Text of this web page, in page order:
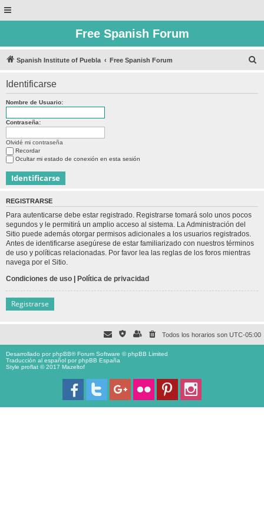
Free Spanish Forum
Spanish Institute of Puebla Free Spanish Forum
Identificarse
Nombre de Usuario:
Contraseña:
Olvidé mi contraseña
Recordar
Ocultar mi estado de conexión en esta sesión
REGISTRARSE
Para autenticarse debe estar registrado. Registrarse tomará solo unos pocos
segundos y le permitirá un amplio acceso al sistema. La Administración del
Sitio puede además otorgar permisos adicionales a los usuarios registrados.
Antes de identificarse asegúrese de estar familiarizado con nuestros términos
de uso y políticas relacionadas. Por favor lea las reglas de los foros mientras
navega por el Sitio.
Condiciones de uso | Política de privacidad
Registrarse
Todos los horarios son UTC-05:00
Desarrollado porphpBB® Forum Software © phpBB Limited
Traducción al español porphpBB España
Style proflat © 2017 Mazeltof